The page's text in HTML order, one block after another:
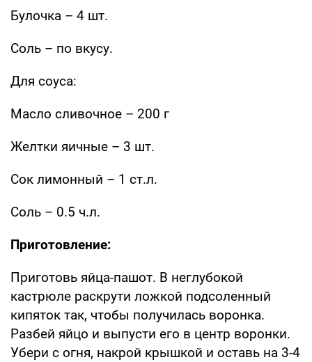
Булочка – 4 шт.
Соль – по вкусу.
Для соуса:
Масло сливочное – 200 г
Желтки яичные – 3 шт.
Сок лимонный – 1 ст.л.
Соль – 0.5 ч.л.
Приготовление:
Приготовь яйца-пашот. В неглубокой
кастрюле раскрути ложкой подсоленный
кипяток так, чтобы получилась воронка.
Разбей яйцо и выпусти его в центр воронки.
Убери с огня, накрой крышкой и оставь на 3-4